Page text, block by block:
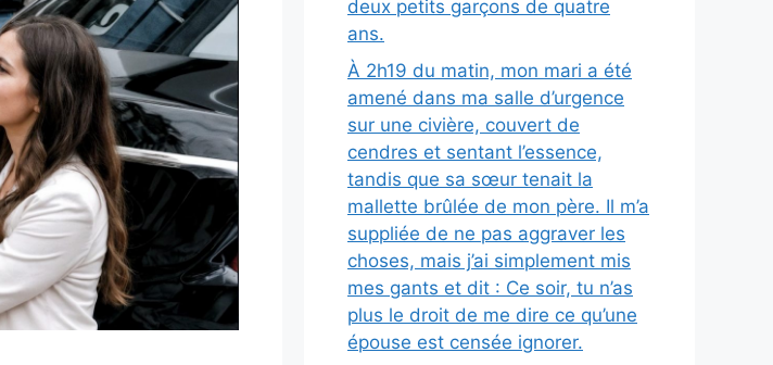
deux petits garçons de quatre
ans.
À 2h19 du matin, mon mari a été
amené dans ma salle d’urgence
sur une civière, couvert de
cendres et sentant l’essence,
tandis que sa sœur tenait la
mallette brûlée de mon père. Il m’a
suppliée de ne pas aggraver les
choses, mais j’ai simplement mis
mes gants et dit : Ce soir, tu n’as
plus le droit de me dire ce qu’une
épouse est censée ignorer.